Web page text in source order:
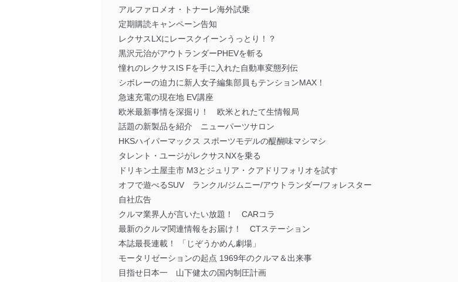
アルファロメオ・トナーレ海外試乗
定期購読キャンペーン告知
レクサスLXにレースクイーンうっとり！？
黒沢元治がアウトランダーPHEVを斬る
憧れのレクサスIS Fを手に入れた自動車変態列伝
シボレーの迫力に新人女子編集部員もテンションMAX！
急速充電の現在地 EV講座
欧米最新事情を深掘り！ 欧米とれたて生情報局
話題の新製品を紹介 ニューパーツサロン
HKSハイパーマックス スポーツモデルの醍醐味マシマシ
タレント・ユージがレクサスNXを乗る
ドリキン土屋圭市 M3とジュリア・クアドリフォリオを試す
オフで遊べるSUV ランクル/ジムニー/アウトランダー/フォレスター
自社広告
クルマ業界人が言いたい放題！ CARコラ
最新のクルマ関連情報をお届け！ CTステーション
本誌最長連載！ 「じぞうかめん劇場」
モータリゼーションの起点 1969年のクルマ＆出来事
目指せ日本一 山下健太の国内制圧計画